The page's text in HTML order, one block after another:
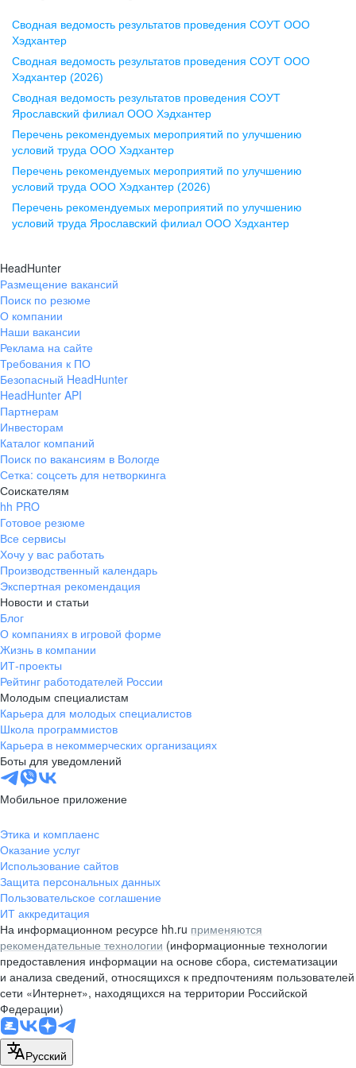
Воронеж
ул. Комиссаржевской, д. 10,
офис 1212
+7 473 280-05-05
pr@vrn.hh.ru
ул. Спартаковская, д. 2А, этаж 3,
помещение 15
+7 843 212-12-50
Екатеринбург
ул. Боевых Дружин, стр. 20,
+7 343 226-79-99
pr@ural.hh.ru
ул. Янковского, д. 169, 7 этаж,
706 каб.
+7 861 205-55-57
pr@krd.hh.ru
Владивосток
пер. Ланинский д. 4, офис 3.4
+7 423 202-33-28
pr@dv.hh.ru
Новосибирск
ул. Большевистская, д. 35,
помещение 21
+7 383 207-94-64
pr@nsk.hh.ru
Минск
пр-т Дзержинского, д. 57,
10 этаж, помещение 45-1
pr@rabota.by
Алматы
пр. Абая, д. 151, БЦ Алатау,
12 этаж, офис 1209
+7 727 232-13-13
pr@headhunter.com.kz
Сводная ведомость результатов проведения СОУТ ООО
Хэдхантер
Сводная ведомость результатов проведения СОУТ ООО
Хэдхантер (2026)
Сводная ведомость результатов проведения СОУТ
Ярославский филиал ООО Хэдхантер
Перечень рекомендуемых мероприятий по улучшению
условий труда ООО Хэдхантер
Перечень рекомендуемых мероприятий по улучшению
условий труда ООО Хэдхантер (2026)
Перечень рекомендуемых мероприятий по улучшению
условий труда Ярославский филиал ООО Хэдхантер
HeadHunter
Размещение вакансий
Поиск по резюме
О компании
Наши вакансии
Реклама на сайте
Требования к ПО
Безопасный HeadHunter
HeadHunter API
Партнерам
Инвесторам
Каталог компаний
Поиск по вакансиям в Вологде
Сетка: соцсеть для нетворкинга
Соискателям
hh PRO
Готовое резюме
Все сервисы
Хочу у вас работать
Производственный календарь
Экспертная рекомендация
Новости и статьи
Блог
О компаниях в игровой форме
Жизнь в компании
ИТ-проекты
Рейтинг работодателей России
Молодым специалистам
Карьера для молодых специалистов
Школа программистов
Карьера в некоммерческих организациях
Боты для уведомлений
Мобильное приложение
Этика и комплаенс
Оказание услуг
Использование сайтов
Защита персональных данных
Пользовательское соглашение
ИТ аккредитация
На информационном ресурсе hh.ru применяются
рекомендательные технологии (информационные технологии
предоставления информации на основе сбора, систематизации
и анализа сведений, относящихся к предпочтениям пользователей
сети «Интернет», находящихся на территории Российской
Федерации)
Русский